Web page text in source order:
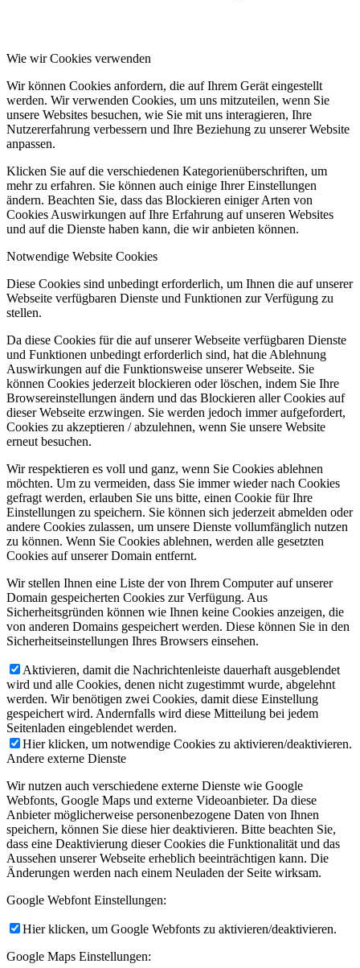
Wie wir Cookies verwenden
Wir können Cookies anfordern, die auf Ihrem Gerät eingestellt
werden. Wir verwenden Cookies, um uns mitzuteilen, wenn Sie
unsere Websites besuchen, wie Sie mit uns interagieren, Ihre
Nutzererfahrung verbessern und Ihre Beziehung zu unserer Website
anpassen.
Klicken Sie auf die verschiedenen Kategorienüberschriften, um
mehr zu erfahren. Sie können auch einige Ihrer Einstellungen
ändern. Beachten Sie, dass das Blockieren einiger Arten von
Cookies Auswirkungen auf Ihre Erfahrung auf unseren Websites
und auf die Dienste haben kann, die wir anbieten können.
Notwendige Website Cookies
Diese Cookies sind unbedingt erforderlich, um Ihnen die auf unserer
Webseite verfügbaren Dienste und Funktionen zur Verfügung zu
stellen.
Da diese Cookies für die auf unserer Webseite verfügbaren Dienste
und Funktionen unbedingt erforderlich sind, hat die Ablehnung
Auswirkungen auf die Funktionsweise unserer Webseite. Sie
können Cookies jederzeit blockieren oder löschen, indem Sie Ihre
Browsereinstellungen ändern und das Blockieren aller Cookies auf
dieser Webseite erzwingen. Sie werden jedoch immer aufgefordert,
Cookies zu akzeptieren / abzulehnen, wenn Sie unsere Website
erneut besuchen.
Wir respektieren es voll und ganz, wenn Sie Cookies ablehnen
möchten. Um zu vermeiden, dass Sie immer wieder nach Cookies
gefragt werden, erlauben Sie uns bitte, einen Cookie für Ihre
Einstellungen zu speichern. Sie können sich jederzeit abmelden oder
andere Cookies zulassen, um unsere Dienste vollumfänglich nutzen
zu können. Wenn Sie Cookies ablehnen, werden alle gesetzten
Cookies auf unserer Domain entfernt.
Wir stellen Ihnen eine Liste der von Ihrem Computer auf unserer
Domain gespeicherten Cookies zur Verfügung. Aus
Sicherheitsgründen können wie Ihnen keine Cookies anzeigen, die
von anderen Domains gespeichert werden. Diese können Sie in den
Sicherheitseinstellungen Ihres Browsers einsehen.
Aktivieren, damit die Nachrichtenleiste dauerhaft ausgeblendet
wird und alle Cookies, denen nicht zugestimmt wurde, abgelehnt
werden. Wir benötigen zwei Cookies, damit diese Einstellung
gespeichert wird. Andernfalls wird diese Mitteilung bei jedem
Seitenladen eingeblendet werden.
Hier klicken, um notwendige Cookies zu aktivieren/deaktivieren.
Andere externe Dienste
Wir nutzen auch verschiedene externe Dienste wie Google
Webfonts, Google Maps und externe Videoanbieter. Da diese
Anbieter möglicherweise personenbezogene Daten von Ihnen
speichern, können Sie diese hier deaktivieren. Bitte beachten Sie,
dass eine Deaktivierung dieser Cookies die Funktionalität und das
Aussehen unserer Webseite erheblich beeinträchtigen kann. Die
Änderungen werden nach einem Neuladen der Seite wirksam.
Google Webfont Einstellungen:
Hier klicken, um Google Webfonts zu aktivieren/deaktivieren.
Google Maps Einstellungen: